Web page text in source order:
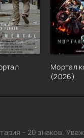
Мортал
(2026)
- 20 знаков.